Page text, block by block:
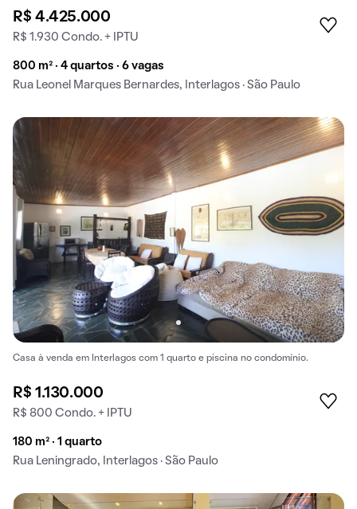
R$ 4.425.000
R$ 1.930 Condo. + IPTU
800 m² · 4 quartos · 6 vagas
Rua Leonel Marques Bernardes, Interlagos · São Paulo
Casa à venda em Interlagos com 1 quarto e piscina no condomínio.
R$ 1.130.000
R$ 800 Condo. + IPTU
180 m² · 1 quarto
Rua Leningrado, Interlagos · São Paulo